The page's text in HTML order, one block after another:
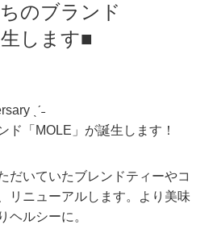
のブランド
生します■
ˎˊ˗
ド「MOLE」が誕生します！
だいていたブレンドティーやコ
リニューアルします。より美味
ヘルシーに。